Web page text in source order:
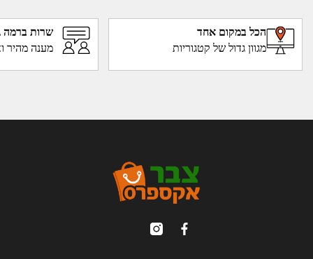
הכל במקום אחד
מגוון גדול של קטגוריות
שרות ברמה
מענה מהיר